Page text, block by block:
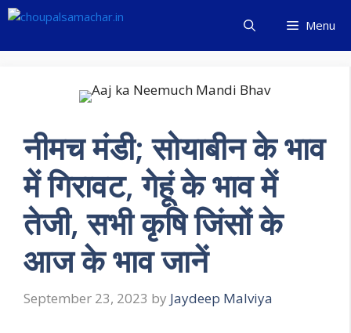
Skip
content
Menu
नीमच मंडी; सोयाबीन के भाव
में गिरावट, गेहूं के भाव में
तेजी, सभी कृषि जिंसों के
आज के भाव जानें
September 23, 2023 by Jaydeep Malviya